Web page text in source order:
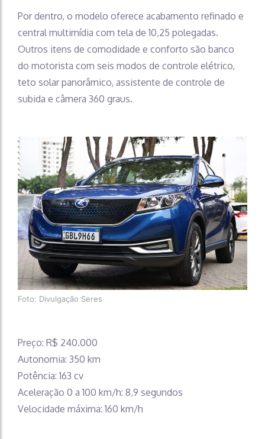
Por dentro, o modelo oferece acabamento refinado e
central multimídia com tela de 10,25 polegadas.
Outros itens de comodidade e conforto são banco
do motorista com seis modos de controle elétrico,
teto solar panorâmico, assistente de controle de
subida e câmera 360 graus.
Foto: Divulgação Seres
Preço: R$ 240.000
Autonomia: 350 km
Potência: 163 cv
Aceleração 0 a 100 km/h: 8,9 segundos
Velocidade máxima: 160 km/h